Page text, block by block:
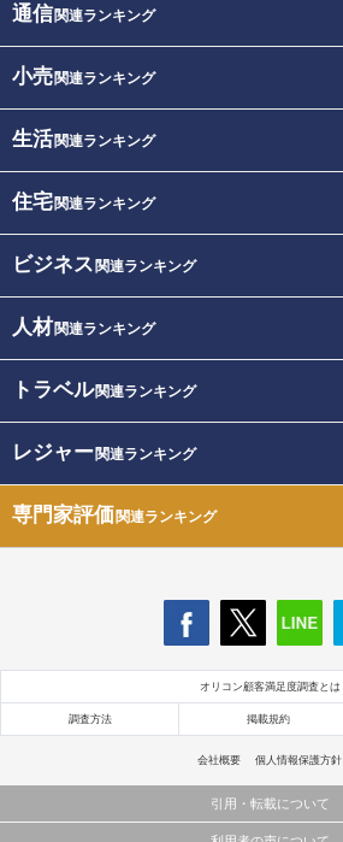
通信関連ランキング
小売関連ランキング
生活関連ランキング
住宅関連ランキング
ビジネス 関連ランキング
人材関連ランキング
トラベル関連ランキング
レジャー関連ランキング
専門家評価関連ランキング
オリコン顧客満足度調査とは
調査方法 掲載規約
会社概要 個人情報保護方針
引用・転載について